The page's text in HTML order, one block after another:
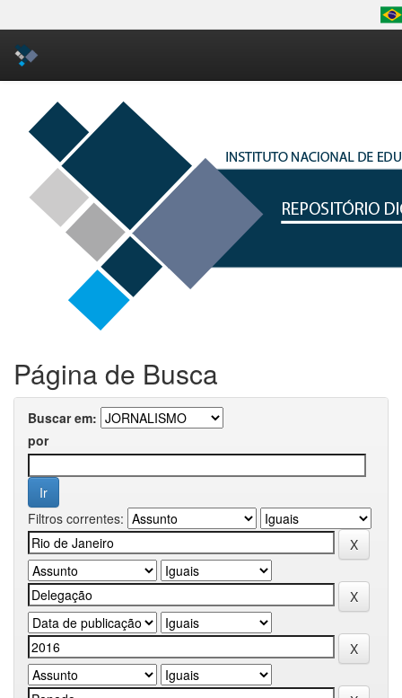
Skip
navigation
Página de Busca
Buscar em:
por
Filtros correntes: